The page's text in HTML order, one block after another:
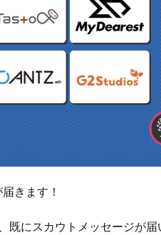
きます！
既にスカウトメッセージが届